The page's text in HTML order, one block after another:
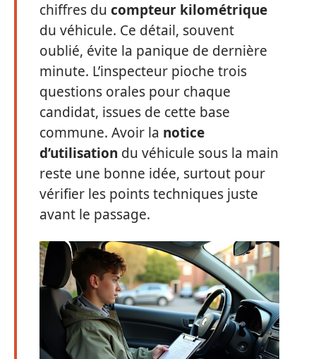
chiffres du compteur kilométrique
du véhicule. Ce détail, souvent
oublié, évite la panique de dernière
minute. L’inspecteur pioche trois
questions orales pour chaque
candidat, issues de cette base
commune. Avoir la notice
d’utilisation du véhicule sous la main
reste une bonne idée, surtout pour
vérifier les points techniques juste
avant le passage.